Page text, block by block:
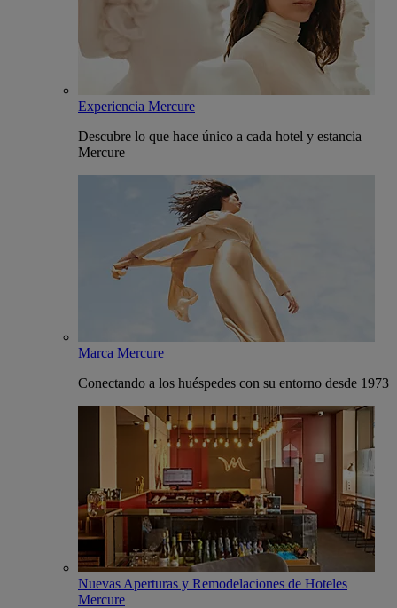
Experiencia Mercure
Descubre lo que hace único a cada hotel y estancia
Mercure
Marca Mercure
Conectando a los huéspedes con su entorno desde 1973
Nuevas Aperturas y Remodelaciones de Hoteles
Mercure